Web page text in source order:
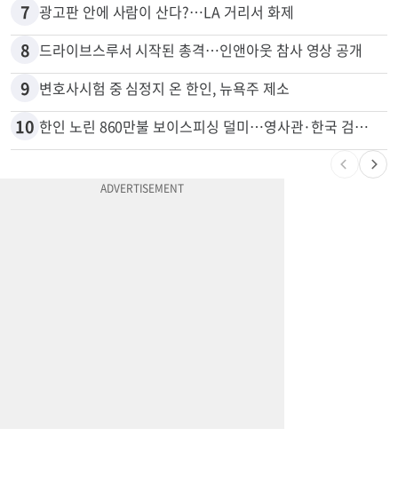
6 5주간 차 안 몰면 최대 600불 지급
7 광고판 안에 사람이 산다?…LA 거리서 화제
8 드라이브스루서 시작된 총격…인앤아웃 참사 영상 공개
9 변호사시험 중 심정지 온 한인, 뉴욕주 제소
한인 노린 860만불 보이스피싱 덜미…영사관·한국 검찰 사칭